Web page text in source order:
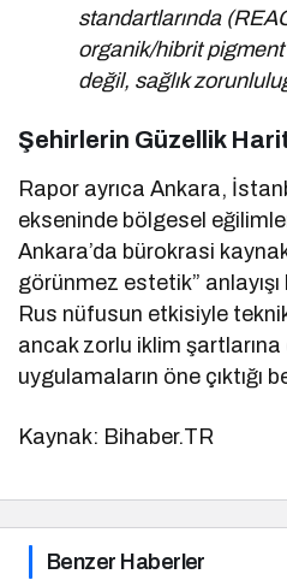
standartlarında
organik/hibrit pigment
değil, sağlık
Şehirlerin Güzellik
Rapor ayrıca Ankara,
ekseninde bölgesel
Ankara’da bürokrasi
görünmez estetik”
Rus nüfusun etkisiyle
ancak zorlu iklim şartlarına
uygulamaların öne çıktığı
Kaynak: Bihaber.TR
Benzer Haberler